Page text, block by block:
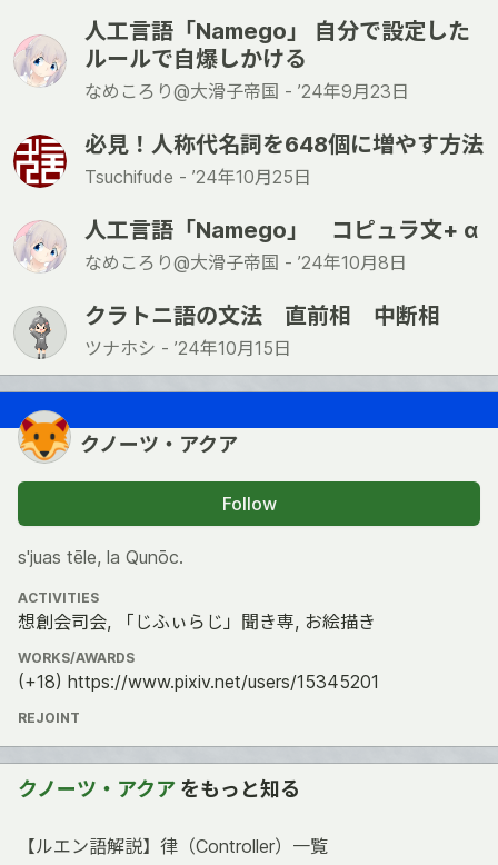
人工言語「Namego」 自分で設定した
ルールで自爆しかける
なめころり@大滑子帝国 - ’24年9月23日
必見！人称代名詞を648個に増やす方法
Tsuchifude - ’24年10月25日
人工言語「Namego」 コピュラ文+ α
なめころり@大滑子帝国 - ’24年10月8日
クラトニ語の文法 直前相 中断相
ツナホシ - ’24年10月15日
クノーツ・アクア
Follow
s'juas tēle, la Qunōc.
ACTIVITIES
想創会司会, 「じふぃらじ」聞き専, お絵描き
WORKS/AWARDS
(+18) https://www.pixiv.net/users/15345201
REJOINT
クノーツ・アクア をもっと知る
【ルエン語解説】律（Controller）一覧